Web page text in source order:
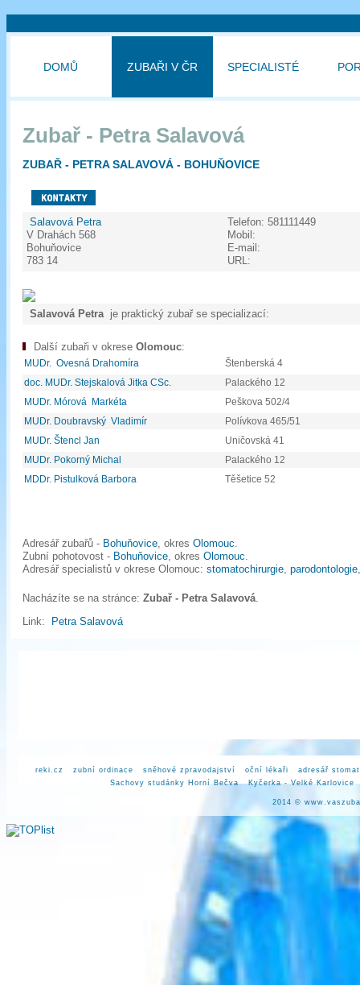
DOMŮ ZUBAŘI V ČR SPECIALISTÉ
Zubař - Petra Salavová
ZUBAŘ - PETRA SALAVOVÁ - BOHUŇOVICE
Salavová Petra
V Drahách 568
Bohuňovice
783 14
Telefon:
Mobil:
E-mail:
URL:
581111449
Salavová Petra je praktický zubař se specializací:
Další zubaři v okrese Olomouc:
MUDr. Ovesná Drahomíra
Štenberská 4
doc. MUDr. Stejskalová Jitka CSc.
Palackého 12
MUDr. Mórová Markéta
Peškova 502/4
MUDr. Doubravský Vladimír
Polívkova 465/51
MUDr. Štencl Jan
Uničovská 41
MUDr. Pokorný Michal
Palackého 12
MDDr. Pistulková Barbora
Těšetice 52
Adresář zubařů - Bohuňovice, okres Olomouc.
Zubní pohotovost - Bohuňovice, okres Olomouc.
Adresář specialistů v okrese Olomouc: stomatochirurgie, parodontologie
Nacházíte se na stránce: Zubař - Petra Salavová.
Link:
Petra Salavová
reki.cz zubní ordinace sněhové zpravodajství oční lékaři
adresář
Sachovy studánky Horní Bečva
Kyčerka - Velké Karlovice
2014 ©